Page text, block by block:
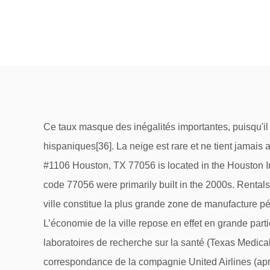
Ce taux masque des inégalités importantes, puisqu'il est de 28,6 % pour les Latinos et de 27,9 % pour les Afro-Américains contre 8,9 % pour les Blancs non hispaniques[36]. La neige est rare et ne tient jamais au sol. $239,900. Les pluies estivales s’abattent sous forme de forte et courte averses chaudes. 1600 Post Oak Blvd #1106 Houston, TX 77056 is located in the Houston Independent School District and the nearest school is Grady Middle School. Keller Williams Realty . Homes in ZIP code 77056 were primarily built in the 2000s. Rentals in 77056 are most commonly 1 bedrooms. La ville s'étale sur trois comtés dont le principal est le comté de Harris. La ville constitue la plus grande zone de manufacture pétrochimique du monde, y compris dans les domaines de caoutchouc synthétique, insecticides et produits fertilisants. L’économie de la ville repose en effet en grande partie sur les industries de transformation du pétrole. L'agglomération est dotée de la plus forte concentration de laboratoires de recherche sur la santé (Texas Medical Center). Cet article concerne la ville américaine du Texas. L'aéroport Bush est une des plates-formes de correspondance de la compagnie United Airlines (après la fusion de Continental Airlines avec cette dernière) dont le siège social se situe à Chicago. Le quartier culturel (Theatre District) abrite le Wortham Theater Center où se produisent le ballet et l'opéra de Houston. Le Centre Spatial est un endroit ludique où les visiteurs peuvent comprendre l'espace à travers différentes animations. Using any city in the list of unacceptable cities may result in delays. En 1996, il y avait environ 380 gangs et un peu plus de 8 000 membres ; dont environ 2 500 mineurs[49]. Selon les dernières estimations en 2016, l'agglomération comprend plus de 6,3 millions de personnes sur neuf comtés, ce qui en fait la 5e du pays. Petite ville en soi, le Medical Center a aussi son lot de gratte-ciels, le plus reconnaissable d'entre eux est probablement le St Luke Hospital de l'architecte César Pelli qui fait penser, toutes proportions gardées (celui-ci ne mesure que 96 mètres de haut), aux fameuses Tours Petronas de Kuala Lumpur en Malaisie du même architecte. Liés à la Menil, et dans le même quartier, se trouvent la Rothko Chapel (une chapelle multiconfessionnelle dont les murs sont recouverts d'œuvres de très grande dimension de l'artiste), la Byzantine Fresco Chapel (une chapelle contemporaine qui a été créée spécialement pour abriter des fresques byzantines de Chypre menacées de disparition), l'annexe Cy Twombly qui est consacrée uniquement aux œuvres de cet artiste et enfin une exposition permanente de trois œuvres de lumière de l'artiste Dan Flavin dans un supermarché évidé et reconverti. 3505 Sage Rd UNIT 2709, Houston, TX 77056. Hyatt Place Houston Galleria - Houston - 10 photos, 1112 avis d'utilisateurs. 2400 Mccue Road #329 Houston TX 77056 was recently sold. 1900 Yorktown Street #830 Houston TX 77056 is listed for rent for $1,524. View listing details for the apartment for rent at 2525 Mc Cue Rd, Houston, TX 77056 that includes 1 bed, 1 bath, and 643 Sq. Un des bâtiments du musée est signé Ludwig Mies van der Rohe. It was on the market for 47 days, which is 26% lower than the 64-days median in Houston. On peut y trouver de nombreuses activités interactives,